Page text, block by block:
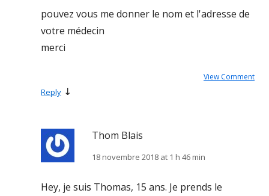
pouvez vous me donner le nom et l'adresse de
votre médecin
merci
View Comment
Reply ↓
Thom Blais
18 novembre 2018 at 1 h 46 min
Hey, je suis Thomas, 15 ans. Je prends le